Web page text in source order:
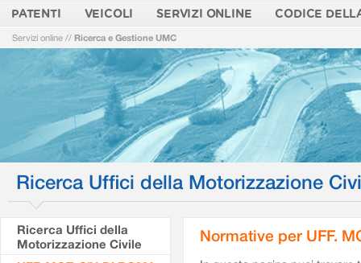
PATENTI VEICOLI SERVIZI ONLINE CODICE
Servizi online // Ricerca e Gestione UMC
Ricerca Uffici della Motorizzazione
Ricerca Uffici della
Motorizzazione Civile
Normative per UFF.